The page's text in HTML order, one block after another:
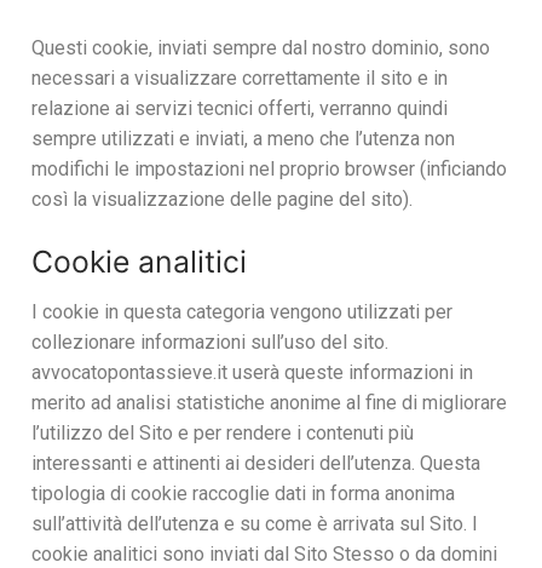
Questi cookie, inviati sempre dal nostro dominio, sono
necessari a visualizzare correttamente il sito e in
relazione ai servizi tecnici offerti, verranno quindi
sempre utilizzati e inviati, a meno che l’utenza non
modifichi le impostazioni nel proprio browser (inficiando
così la visualizzazione delle pagine del sito).
Cookie analitici
I cookie in questa categoria vengono utilizzati per
collezionare informazioni sull’uso del sito.
avvocatopontassieve.it userà queste informazioni in
merito ad analisi statistiche anonime al fine di migliorare
l’utilizzo del Sito e per rendere i contenuti più
interessanti e attinenti ai desideri dell’utenza. Questa
tipologia di cookie raccoglie dati in forma anonima
sull’attività dell’utenza e su come è arrivata sul Sito. I
cookie analitici sono inviati dal Sito Stesso o da domini